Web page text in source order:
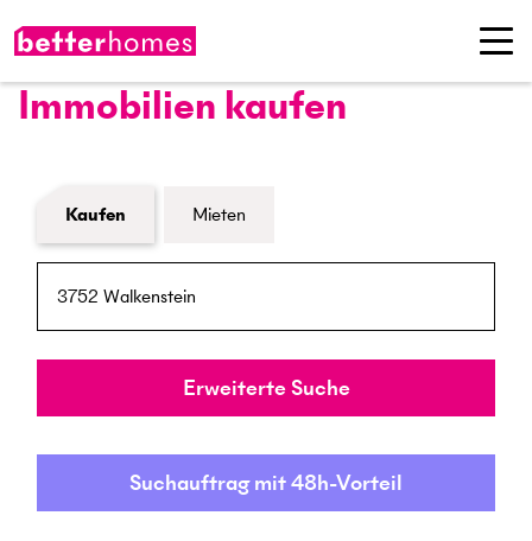
Immobilien kaufen
Formular Immobiliensuche
Kaufen Mieten
PLZ / Ort
Umkreis
Erweiterte Suche
Suchauftrag mit 48h-Vorteil